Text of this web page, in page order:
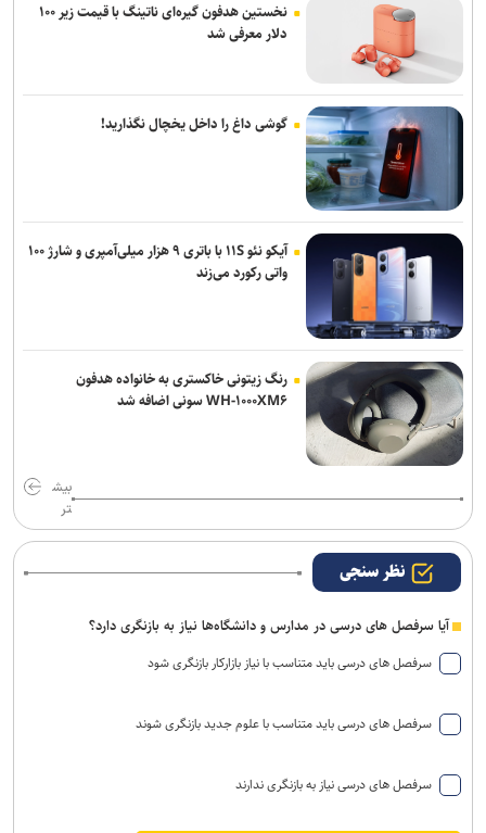
نخستین هدفون گیره‌ای ناتینگ با قیمت زیر ۱۰۰
دلار معرفی شد
گوشی داغ را داخل یخچال نگذارید!
آیکو نئو ۱۱S با باتری ۹ هزار میلی‌آمپری و شارژ ۱۰۰
واتی رکورد می‌زند
رنگ زیتونی خاکستری به خانواده هدفون
WH-۱۰۰۰XM۶ سونی اضافه شد
بیش
تر
نظر سنجی
آیا سرفصل های درسی در مدارس و دانشگاه‌ها نیاز به بازنگری دارد؟
سرفصل های درسی باید متناسب با نیاز بازارکار بازنگری شود
سرفصل های درسی باید متناسب با علوم جدید بازنگری شوند
سرفصل های درسی نیاز به بازنگری ندارند